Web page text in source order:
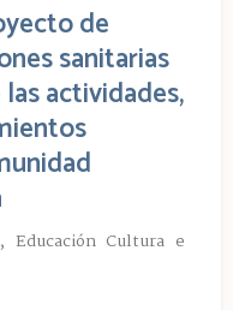
de
sanitarias
actividades,
Educación Cultura e